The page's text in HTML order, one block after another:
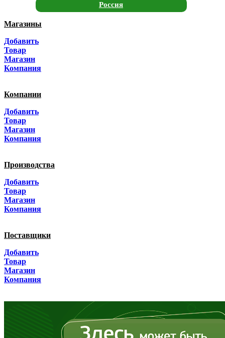
Россия
Волгоградская область
Вологодская область
Магазины
Добавить
Товар
Магазин
Компания
Компании
Добавить
Товар
Магазин
Компания
Производства
Добавить
Товар
Магазин
Компания
Поставщики
Добавить
Товар
Магазин
Компания